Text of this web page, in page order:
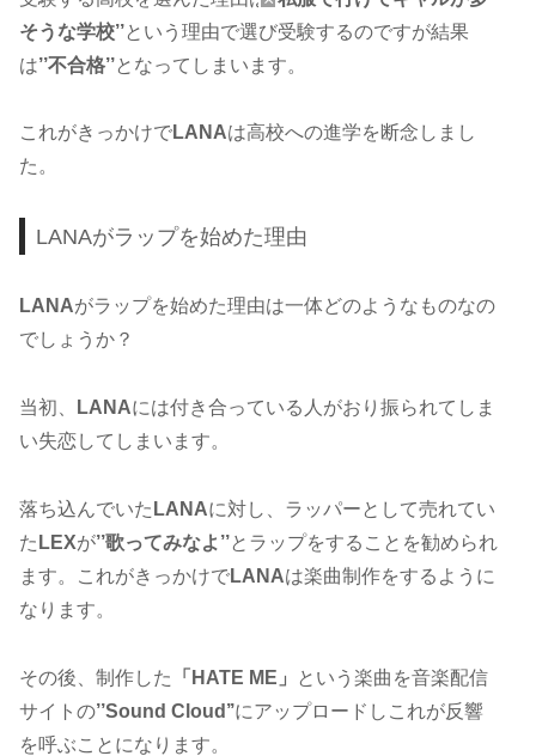
そうな学校’’という理由で選び受験するのですが結果
は’’不合格’’となってしまいます。
これがきっかけでLANAは高校への進学を断念しまし
た。
LANAがラップを始めた理由
LANAがラップを始めた理由は一体どのようなものなの
でしょうか？
当初、 LANAには付き合っている人がおり振られてしま
い失恋してしまいます。
落ち込んでいた LANAに対し、ラッパーとして売れてい
た LEXが’’歌ってみなよ’’とラップをすることを勧められ
ます。これがきっかけでLANAは楽曲制作をするように
なります。
その後、制作した 「HATE ME」
という楽曲を音楽配信
サイトの’’Sound Cloud’’にアップロードしこれが反響
を呼ぶことになります。